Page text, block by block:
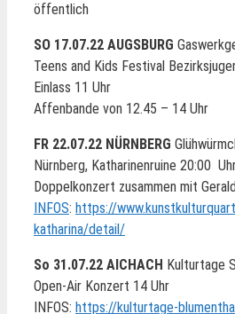
öffentlich
SO 17.07.22 AUGSBURG
Teens and Kids Festival
Einlass 11 Uhr
Affenbande von 12.45 – 14 Uhr
FR 22.07.22 NÜRNBERG
Nürnberg, Katharinenruine 20:00
Doppelkonzert zusammen mit
INFOS: https://
katharina/detail/
So 31.07.22 AICHACH Kulturtage
Open-Air Konzert 14 Uhr
INFOS: https://kulturtage-